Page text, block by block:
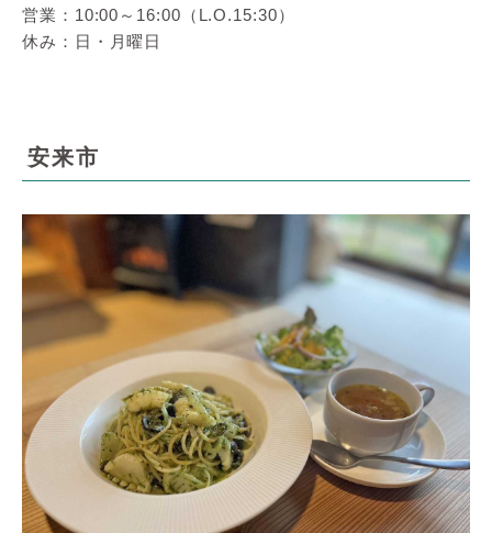
営業：10:00～16:00（L.O.15:30）
休み：日・月曜日
安来市